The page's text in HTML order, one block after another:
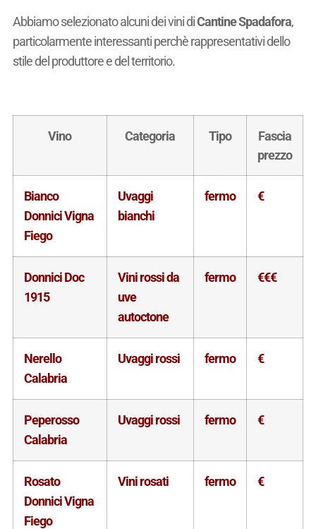
Abbiamo selezionato alcuni dei vini diCantine Spadafora,
particolarmente interessanti perchè rappresentativi dello
stile del produttore e del territorio.
Vino Categoria Tipo
Fascia
prezzo
Bianco
Donnici Vigna
Fiego
Uvaggi
bianchi
fermo €
Donnici Doc
1915
Vini rossi da
uve
autoctone
fermo €€€
Nerello
Calabria
Uvaggi rossi fermo €
Peperosso
Calabria
Uvaggi rossi fermo €
Rosato
Donnici Vigna
Fiego
Vini rosati fermo €